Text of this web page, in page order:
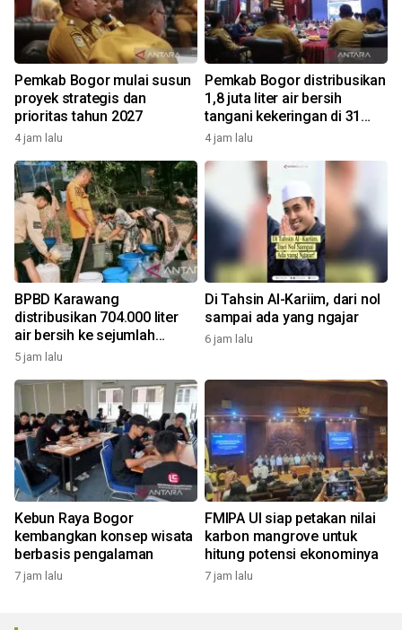
Pemkab Bogor mulai susun
proyek strategis dan
prioritas tahun 2027
4 jam lalu
Pemkab Bogor distribusikan
1,8 juta liter air bersih
tangani kekeringan di 31
kecamatan
4 jam lalu
BPBD Karawang
distribusikan 704.000 liter
air bersih ke sejumlah
daerah kekeringan
5 jam lalu
Di Tahsin Al-Kariim, dari nol
sampai ada yang ngajar
6 jam lalu
Kebun Raya Bogor
kembangkan konsep wisata
berbasis pengalaman
7 jam lalu
FMIPA UI siap petakan nilai
karbon mangrove untuk
hitung potensi ekonominya
7 jam lalu